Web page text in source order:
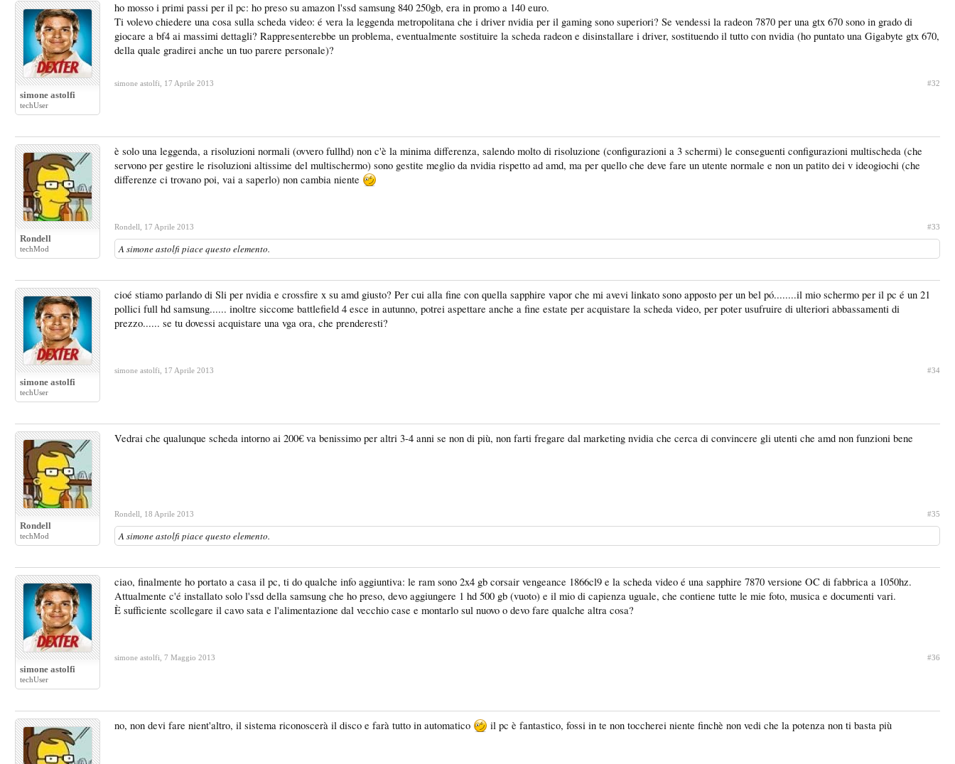
simone astolfi
techUser
ho mosso i primi passi per il pc: ho preso su amazon l'ssd samsung 840 250gb, era in promo a 140 euro.
Ti volevo chiedere una cosa sulla scheda video: é vera la leggenda metropolitana che i driver nvidia per il gaming sono superiori? Se vendessi la radeon 7870 per una gtx 670 sono in grado di
giocare a bf4 ai massimi dettagli? Rappresenterebbe un problema, eventualmente sostituire la scheda radeon e disinstallare i driver, sostituendo il tutto con nvidia (ho puntato una Gigabyte gtx 670,
della quale gradirei anche un tuo parere personale)?
simone astolfi 17 Aprile 2013 #32
Rondell
techMod
è solo una leggenda, a risoluzioni normali (ovvero fullhd) non c'è la minima differenza, salendo molto di risoluzione (configurazioni a 3 schermi) le conseguenti configurazioni multischeda (che
servono per gestire le risoluzioni altissime del multischermo) sono gestite meglio da nvidia rispetto ad amd, ma per quello che deve fare un utente normale e non un patito dei v ideogiochi (che
differenze ci trovano poi, vai a saperlo) non cambia niente
Rondell 17 Aprile 2013 #33
A simone astolfi piace questo elemento.
simone astolfi
techUser
cioé stiamo parlando di Sli per nvidia e crossfire x su amd giusto? Per cui alla fine con quella sapphire vapor che mi avevi linkato sono apposto per un bel pó........il mio schermo per il pc é un 21
pollici full hd samsung...... inoltre siccome battlefield 4 esce in autunno, potrei aspettare anche a fine estate per acquistare la scheda video, per poter usufruire di ulteriori abbassamenti di
prezzo...... se tu dovessi acquistare una vga ora, che prenderesti?
simone astolfi 17 Aprile 2013 #34
Rondell
techMod
Vedrai che qualunque scheda intorno ai 200€ va benissimo per altri 3-4 anni se non di più, non farti fregare dal marketing nvidia che cerca di convincere gli utenti che amd non funzioni bene
Rondell 18 Aprile 2013 #35
A simone astolfi piace questo elemento.
simone astolfi
techUser
ciao, finalmente ho portato a casa il pc, ti do qualche info aggiuntiva: le ram sono 2x4 gb corsair vengeance 1866cl9 e la scheda video é una sapphire 7870 versione OC di fabbrica a 1050hz.
Attualmente c'é installato solo l'ssd della samsung che ho preso, devo aggiungere 1 hd 500 gb (vuoto) e il mio di capienza uguale, che contiene tutte le mie foto, musica e documenti vari.
È sufficiente scollegare il cavo sata e l'alimentazione dal vecchio case e montarlo sul nuovo o devo fare qualche altra cosa?
simone astolfi 7 Maggio 2013 #36
no, non devi fare nient'altro, il sistema riconoscerà il disco e farà tutto in automatico il pc è fantastico, fossi in te non toccherei niente finchè non vedi che la potenza non ti basta più